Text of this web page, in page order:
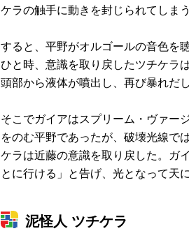
ケラの触手に動きを封じられてしまう
すると、平野がオルゴールの音色を
ひと時、意識を取り戻したツチケラ
頭部から液体が噴出し、再び暴れだ
そこでガイアはスプリーム・ヴァー
をのむ平野であったが、破壊光線で
ケラは近藤の意識を取り戻した。ガ
とに行ける」と告げ、光となって天
泥怪人 ツチケラ